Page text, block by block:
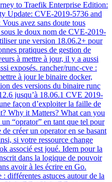
to Traefik Enterprise Edition:
Update: CVE-2019-5736 and
avez sans doute tous
le doux nom de CVE-2019-
une version 18.06.2+ pour
pratiques de gestion de
à mettre à jour, il y a aussi
exposés. rancher/runc-cve :
à jour le binaire docker,
des versions du binaire runc
jusqu’à 18.06.1 CVE 2019-
façon d’exploiter la faille de
Why it Matters? What can you
“oprator” en tant que tel pour
créer un operator en se basant
si votre ressource change
associé est joué. Idem pour la
dans la logique de pouvoir
avoir à les écrire en Go.
astuces autour de la